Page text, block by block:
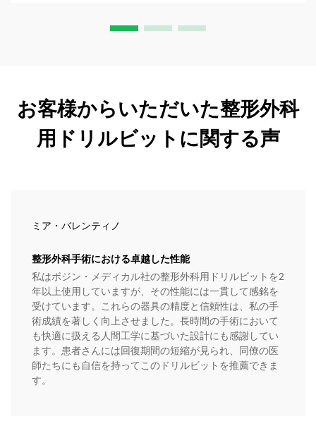
お客様からいただいた整形外科
用ドリルビットに関する声
ミア・バレンティノ
整形外科手術における卓越した性能
私はボジン・メディカル社の整形外科用ドリルビットを2
年以上使用していますが、その性能には一貫して感銘を
受けています。これらの器具の精度と信頼性は、私の手
術成績を著しく向上させました。長時間の手術において
も快適に扱える人間工学に基づいた設計にも感謝してい
ます。患者さんには回復期間の短縮が見られ、同僚の医
師たちにも自信を持ってこのドリルビットを推薦できま
す。